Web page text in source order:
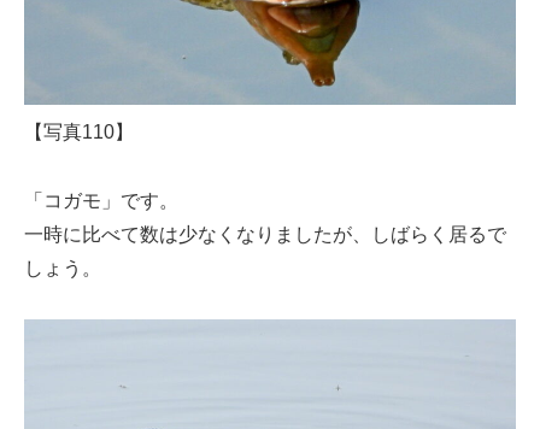
【写真110】
「コガモ」です。
一時に比べて数は少なくなりましたが、しばらく居るで
しょう。